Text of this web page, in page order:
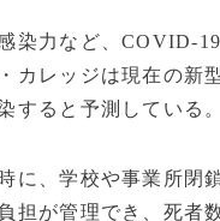
染力など、COVID-
カレッジは現在の新
すると予測している。
に、学校や事業所閉
担が管理でき、死者